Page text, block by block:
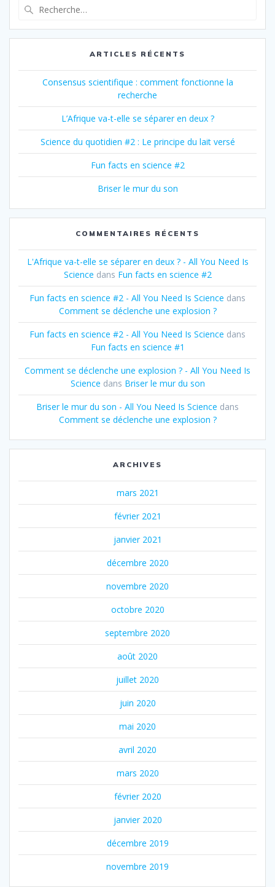
:
ARTICLES RÉCENTS
Consensus scientifique : comment fonctionne la
recherche
L’Afrique va-t-elle se séparer en deux ?
Science du quotidien #2 : Le principe du lait versé
Fun facts en science #2
Briser le mur du son
COMMENTAIRES RÉCENTS
L'Afrique va-t-elle se séparer en deux ? - All You Need Is
Science dans Fun facts en science #2
Fun facts en science #2 - All You Need Is Science dans
Comment se déclenche une explosion ?
Fun facts en science #2 - All You Need Is Science dans
Fun facts en science #1
Comment se déclenche une explosion ? - All You Need Is
Science dans Briser le mur du son
Briser le mur du son - All You Need Is Science dans
Comment se déclenche une explosion ?
ARCHIVES
mars 2021
février 2021
janvier 2021
décembre 2020
novembre 2020
octobre 2020
septembre 2020
août 2020
juillet 2020
juin 2020
mai 2020
avril 2020
mars 2020
février 2020
janvier 2020
décembre 2019
novembre 2019